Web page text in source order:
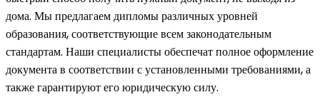
дома. Мы предлагаем дипломы различных уровней
образования, соответствующие всем законодательным
стандартам. Наши специалисты обеспечат полное оформление
документа в соответствии с установленными требованиями, а
также гарантируют его юридическую силу.